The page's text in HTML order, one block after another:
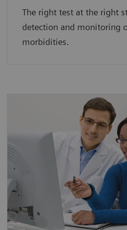
The right test at the right
detection and monitoring
morbidities.